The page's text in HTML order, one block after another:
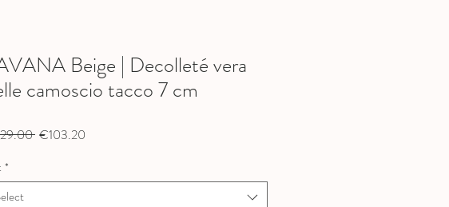
Beige | Decolleté vera
camoscio tacco 7 cm
Regular
€103.20
*